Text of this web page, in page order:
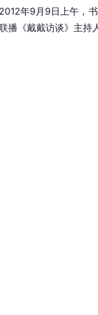
2012年9月9日上午，
播《戴戴访谈》主持